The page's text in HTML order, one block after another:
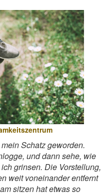
Schatz geworden.
und dann sehe, wie
grinsen. Die Vorstellung,
weit voneinander entfernt
sitzen hat etwas so